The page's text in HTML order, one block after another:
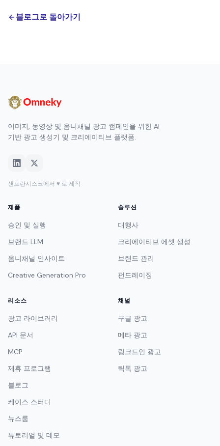
블로그로 돌아가기
이미지, 동영상 및 옴니채널 광고 캠페인을 위한 AI
기반 광고 생성기 및 크리에이티브 플랫폼.
샌프란시스코에서 ♥ 로 제작
제품
승인 및 실행
브랜드 LLM
옴니채널 인사이트
Creative Generation Pro
솔루션
대행사
크리에이티브 에셋 생성
브랜드 관리
펀드레이징
리소스
광고 라이브러리
API 문서
MCP
제휴 프로그램
블로그
케이스 스터디
뉴스룸
튜토리얼 및 데모
채널
구글 광고
메타 광고
링크드인 광고
틱톡 광고